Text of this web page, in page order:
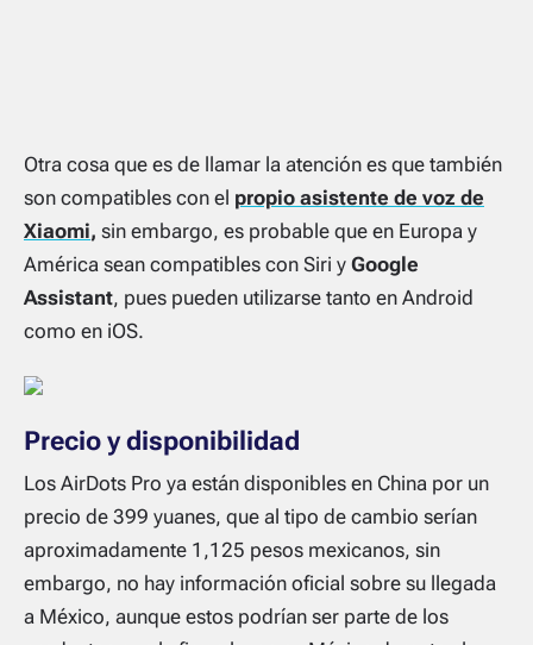
Otra cosa que es de llamar la atención es que también
son compatibles con el propio asistente de voz de
Xiaomi, sin embargo, es probable que en Europa y
América sean compatibles con Siri y Google
Assistant, pues pueden utilizarse tanto en Android
como en iOS.
Precio y disponibilidad
Los AirDots Pro ya están disponibles en China por un
precio de 399 yuanes, que al tipo de cambio serían
aproximadamente 1,125 pesos mexicanos, sin
embargo, no hay información oficial sobre su llegada
a México, aunque estos podrían ser parte de los